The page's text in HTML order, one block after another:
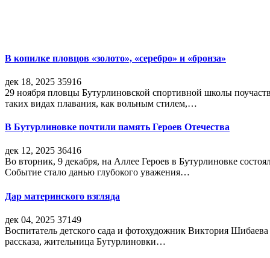
В копилке пловцов «золото», «серебро» и «бронза»
дек 18, 2025 35916
29 ноября пловцы Бутурлиновской спортивной школы
таких видах плавания, как вольным стилем,…
В Бутурлиновке почтили память Героев Отечества
дек 12, 2025 36416
Во вторник, 9 декабря, на Аллее Героев в Бутурлиновке
Событие стало данью глубокого уважения…
Дар материнского взгляда
дек 04, 2025 37149
Воспитатель детского сада и фотохудожник Виктория
рассказа, жительница Бутурлиновки…